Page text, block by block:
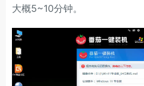
大概5~10分钟。